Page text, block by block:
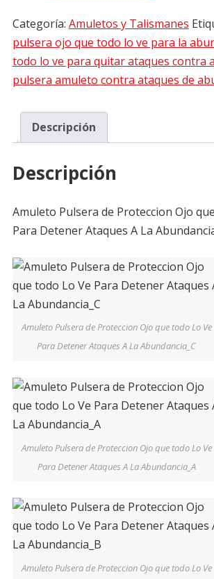
Proteccion
Ojo
que
todo
Para
Ataques
La
Abundancia
Categoría: Amuletos y Talismanes
pulsera ojo que todo lo ve para la
todo lo ve para quitar ataques contra
pulsera amuleto contra ataques de
Descripción
Descripción
Amuleto Pulsera de Proteccion Ojo
Para Detener Ataques A La
Amuleto Pulsera de Proteccion Ojo que todo Lo Ve
Para Detener Ataques A La Abundancia_C
Amuleto Pulsera de Proteccion Ojo que todo Lo Ve
Para Detener Ataques A La Abundancia_A
Amuleto Pulsera de Proteccion Ojo que todo Lo Ve